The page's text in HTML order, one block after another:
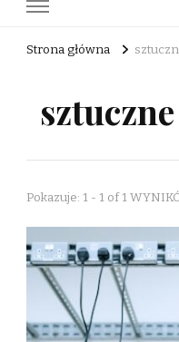
Strona główna
Pokazuje: 1 - 1 of 1